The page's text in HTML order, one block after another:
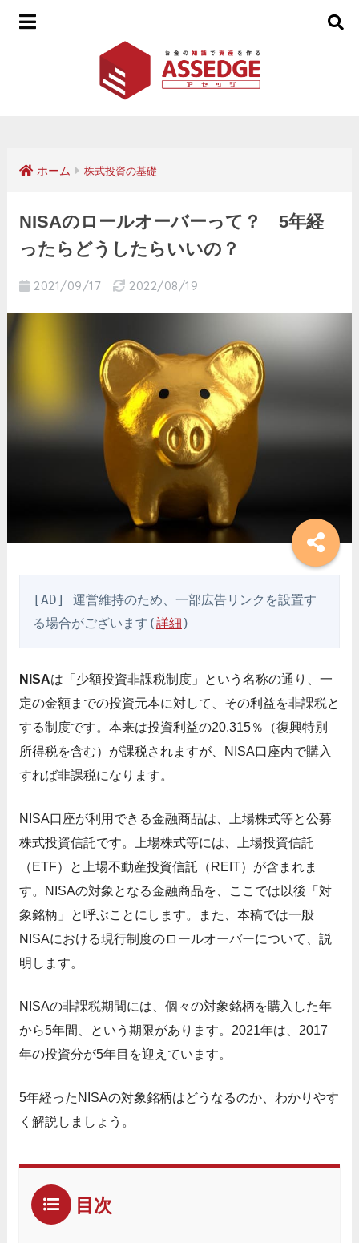
ホーム 株式投資の基礎
NISAのロールオーバーって？ 5年経
ったらどうしたらいいの？
2021/09/17 2022/08/19
[AD] 運営維持のため、一部広告リンクを設置す
る場合がございます(詳細 )
NISAは「少額投資非課税制度」という名称の通り、一
定の金額までの投資元本に対して、その利益を非課税と
する制度です。本来は投資利益の20.315％（復興特別
所得税を含む）が課税されますが、NISA口座内で購入
すれば非課税になります。
NISA口座が利用できる金融商品は、上場株式等と公募
株式投資信託です。上場株式等には、上場投資信託
（ETF）と上場不動産投資信託（REIT）が含まれま
す。NISAの対象となる金融商品を、ここでは以後「対
象銘柄」と呼ぶことにします。また、本稿では一般
NISAにおける現行制度のロールオーバーについて、説
明します。
NISAの非課税期間には、個々の対象銘柄を購入した年
から5年間、という期限があります。2021年は、2017
年の投資分が5年目を迎えています。
5年経ったNISAの対象銘柄はどうなるのか、わかりやす
く解説しましょう。
目次